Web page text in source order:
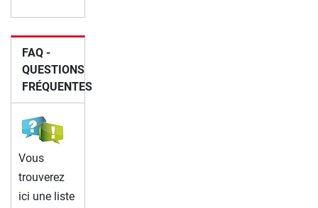
FAQ -
QUESTIONS
FRÉQUENTES
Vous
trouverez
ici une liste